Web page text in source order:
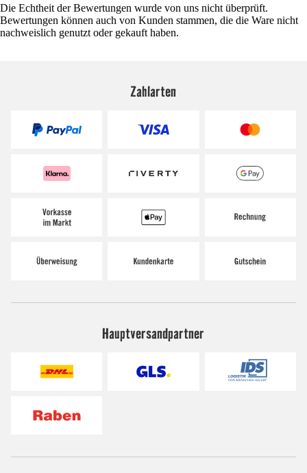
Die Echtheit der Bewertungen wurde von uns nicht überprüft.
Bewertungen können auch von Kunden stammen, die die Ware nicht
nachweislich genutzt oder gekauft haben.
Zahlarten
Hauptversandpartner